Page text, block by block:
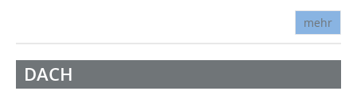
mehr
DACH